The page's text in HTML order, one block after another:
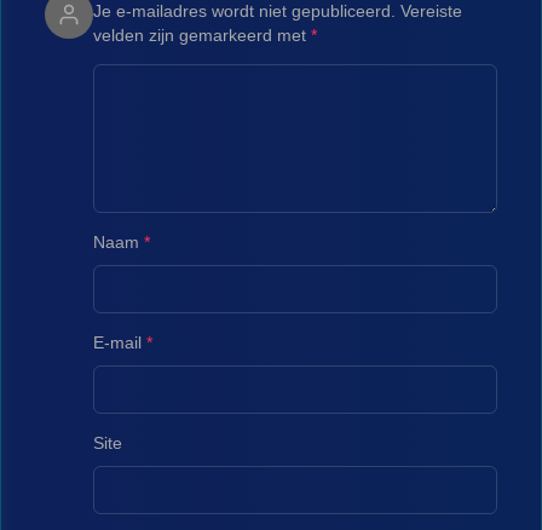
Je e-mailadres wordt niet gepubliceerd.
Vereiste
velden zijn gemarkeerd met*
Naam*
E-mail*
Site